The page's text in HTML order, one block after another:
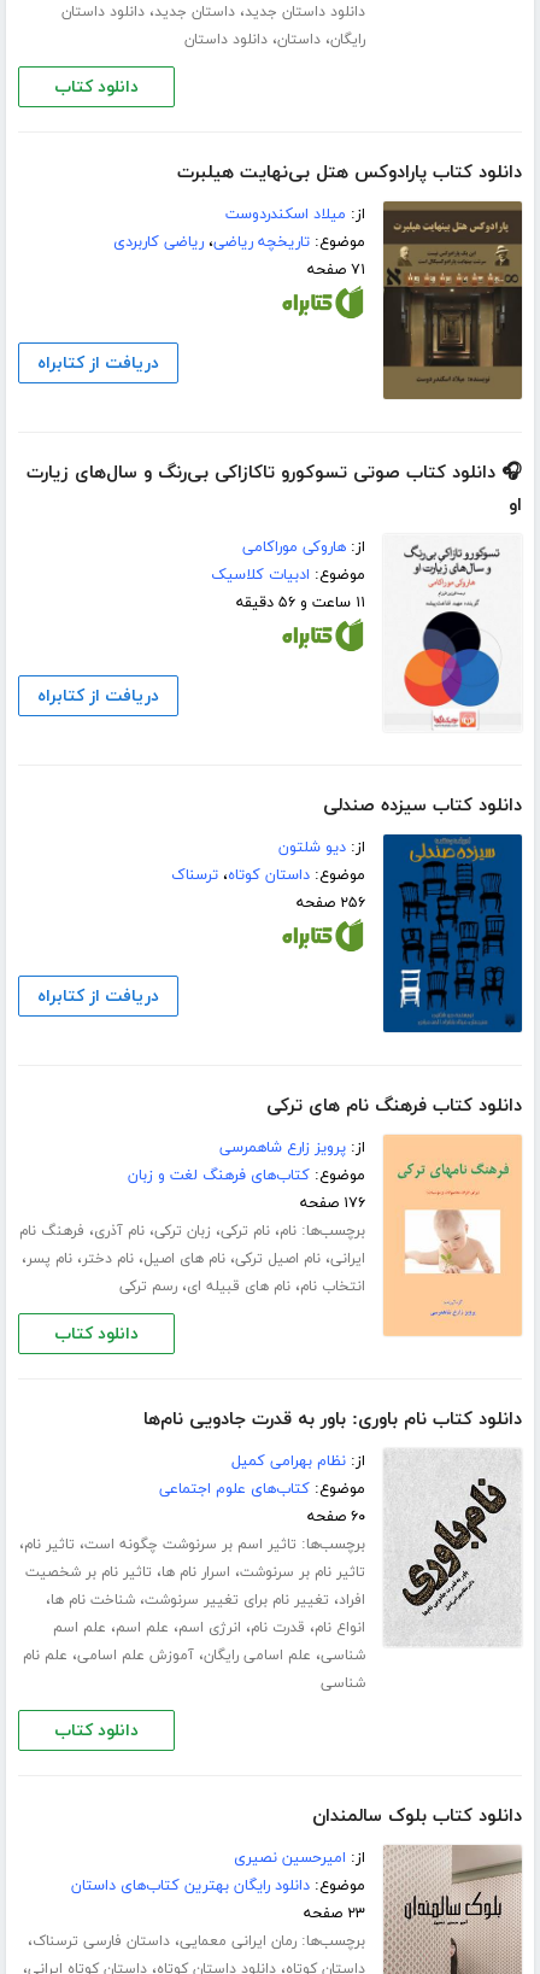
دانلود داستان جدید،داستان جدید،دانلود داستان
رایگان،داستان،دانلود داستان
دانلود کتاب
دانلود کتاب پارادوکس هتل بی‌نهایت هیلبرت
از: میلاد اسکندردوست
موضوع:تاریخچه ریاضی،ریاضی کاربردی
۷۱ صفحه
دریافت از کتابراه
🎧 دانلود کتاب صوتی تسوکورو تاکازاکی بی‌رنگ و سال‌های زیارت
او
از:هاروکی موراکامی
موضوع: ادبیات کلاسیک
۱۱ ساعت و ۵۶ دقیقه
دریافت از کتابراه
دانلود کتاب سیزده صندلی
از:دیو شلتون
موضوع:داستان کوتاه،ترسناک
۲۵۶ صفحه
دریافت از کتابراه
دانلود کتاب فرهنگ نام های ترکی
از:پرویز زارع شاهمرسی
موضوع:کتاب‌های فرهنگ لغت و زبان
۱۷۶ صفحه
برچسب‌ها:نام،نام ترکی، زبان ترکی،نام آذری، فرهنگ نام
ایرانی،نام اصیل ترکی،نام های اصیل،نام دختر،نام پسر،
انتخاب نام،نام های قبیله ای،رسم ترکی
دانلود کتاب
دانلود کتاب نام باوری: باور به قدرت جادویی نام‌ها
از:نظام بهرامی کمیل
موضوع:کتاب‌های علوم اجتماعی
۶۰ صفحه
برچسب‌ها: تاثیر اسم بر سرنوشت چگونه است، تاثیر نام،
تاثیر نام بر سرنوشت، اسرار نام ها، تاثیر نام بر شخصیت
افراد، تغییر نام برای تغییر سرنوشت،شناخت نام ها،
انواع نام، قدرت نام، انرژی اسم، علم اسم، علم اسم
شناسی، علم اسامی رایگان،آموزش علم اسامی، علم نام
شناسی
دانلود کتاب
دانلود کتاب بلوک سالمندان
از: امیرحسین نصیری
موضوع:دانلود رایگان بهترین کتاب‌های داستان
۲۳ صفحه
برچسب‌ها:رمان ایرانی معمایی،داستان فارسی ترسناک،
داستان کوتاه دانلود داستان کوتاه داستان کوتاه ایرانی